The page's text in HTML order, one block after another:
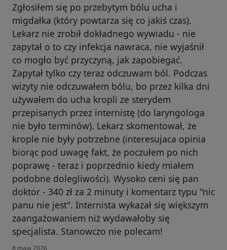
Zgłosiłem się po przebytym bólu ucha i
migdałka (który powtarza się co jakiś czas).
Lekarz nie zrobił dokładnego wywiadu - nie
zapytał o to czy infekcja nawraca, nie wyjaśnił
co mogło być przyczyną, jak zapobiegać.
Zapytał tylko czy teraz odczuwam ból. Podczas
wizyty nie odczuwałem bólu, bo przez kilka dni
używałem do ucha kropli ze sterydem
przepisanych przez internistę (do laryngologa
nie było terminów). Lekarz skomentował, że
krople nie były potrzebne (interesujaca opinia
biorąc pod uwagę fakt, że poczułem po nich
poprawę - teraz i poprzednio kiedy miałem
podobne dolegliwości). Wysoko ceni się pan
doktor - 340 zł za 2 minuty i komentarz typu "nic
panu nie jest". Internista wykazał się większym
zaangażowaniem niż wydawałoby się
specjalista. Stanowczo nie polecam!
8 maja 2026